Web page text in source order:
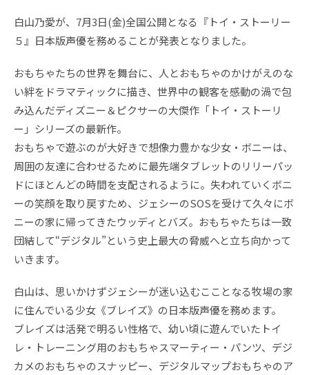
白山乃愛が、7月3日(金)全国公開となる『トイ・ストーリー
５』日本版声優を務めることが発表となりました。
おもちゃたちの世界を舞台に、人とおもちゃのかけがえのな
い絆をドラマティックに描き、世界中の観客を感動の渦で包
み込んだディズニー＆ピクサーの大傑作「トイ・ストーリ
ー」シリーズの最新作。
おもちゃで遊ぶのが大好きで想像力豊かな少女・ボニーは、
周囲の友達に合わせるために最先端タブレットのリリーパッ
ドにほとんどの時間を支配されるように。失われていくボニ
ーの笑顔を取り戻すため、ジェシーのSOSを受けて久々にボ
ニーの家に帰ってきたウッディとバズ。おもちゃたちは一致
団結して“デジタル”という史上最大の脅威へと立ち向かって
いきます。
白山は、思いかけずジェシーが迷い込むこことなる牧場の家
に住んでいる少女《ブレイズ》の日本版声優を務めます。
ブレイズは活発で明るい性格で、幼い頃に遊んでいたトイ
レ・トレーニング用のおもちゃスマーティー・パンツ、デジ
カメのおもちゃのスナッピー、デジタルマップおもちゃのア